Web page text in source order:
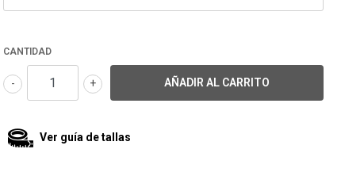
CANTIDAD
+
-
Ver guía de tallas